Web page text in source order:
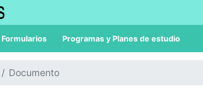
Formularios Programas y Planes de estudio
Documento